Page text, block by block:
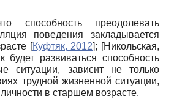
способность преодолевать
поведения закладывается
[Куфтяк, 2012]; [Никольская,
будет развиваться способность
ситуации, зависит не только
трудной жизненной ситуации,
в старшем возрасте.